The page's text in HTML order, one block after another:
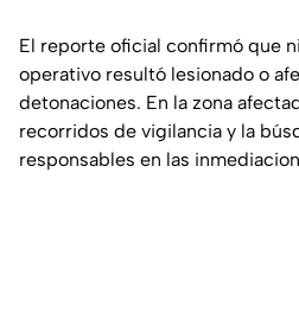
El reporte oficial confirmó que
operativo resultó lesionado o
detonaciones. En la zona
recorridos de vigilancia y la
responsables en las